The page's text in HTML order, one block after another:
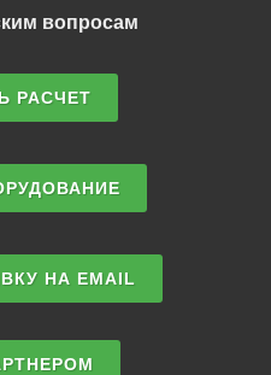
вопросам
РАСЧЕТ
НА EMAIL